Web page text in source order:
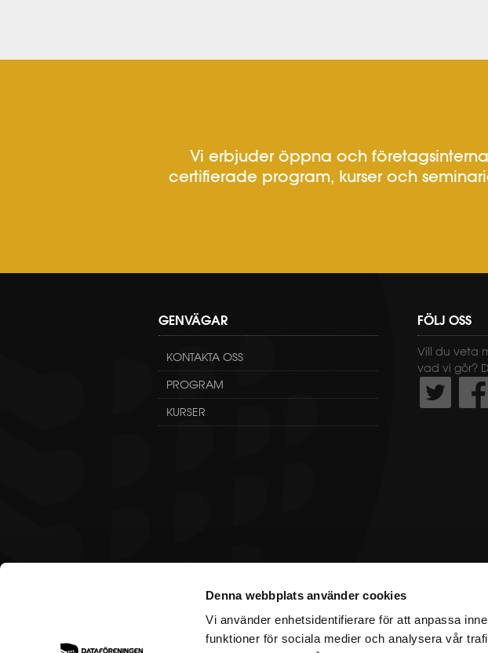
Denna webbplats använder cookies
Vi använder enhetsidentifierare för att anpassa
funktioner för sociala medier och analysera vår
Vi erbjuder öppna och företagsinterna
certifierade program, kurser och
GENVÄGAR
KONTAKTA OSS
PROGRAM
KURSER
FÖLJ OSS
Vill du veta
vad vi gör?